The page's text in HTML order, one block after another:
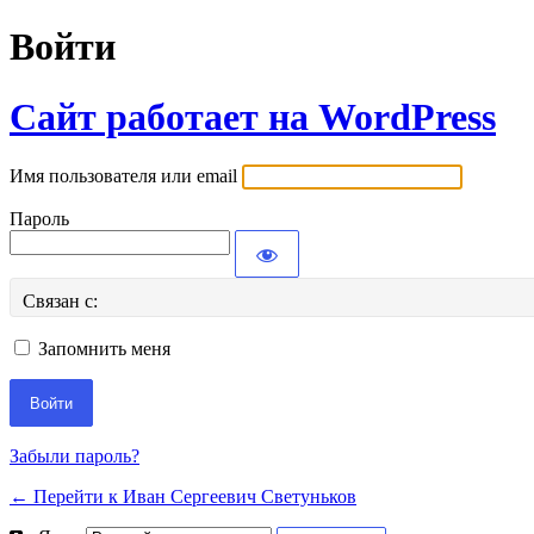
Войти
Сайт работает на WordPress
Имя пользователя или email
Пароль
Связан с:
Запомнить меня
Забыли пароль?
← Перейти к Иван Сергеевич Светуньков